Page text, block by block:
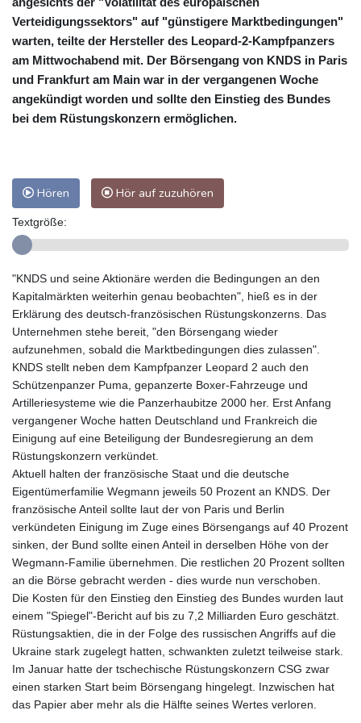
Verteidigungssektors" auf "günstigere Marktbedingungen"
warten, teilte der Hersteller des Leopard-2-Kampfpanzers
am Mittwochabend mit. Der Börsengang von KNDS in Paris
und Frankfurt am Main war in der vergangenen Woche
angekündigt worden und sollte den Einstieg des Bundes
bei dem Rüstungskonzern ermöglichen.
Hören Hör auf zuzuhören
Textgröße:
"KNDS und seine Aktionäre werden die Bedingungen an den
Kapitalmärkten weiterhin genau beobachten", hieß es in der
Erklärung des deutsch-französischen Rüstungskonzerns. Das
Unternehmen stehe bereit, "den Börsengang wieder
aufzunehmen, sobald die Marktbedingungen dies zulassen".
KNDS stellt neben dem Kampfpanzer Leopard 2 auch den
Schützenpanzer Puma, gepanzerte Boxer-Fahrzeuge und
Artilleriesysteme wie die Panzerhaubitze 2000 her. Erst Anfang
vergangener Woche hatten Deutschland und Frankreich die
Einigung auf eine Beteiligung der Bundesregierung an dem
Rüstungskonzern verkündet.
Aktuell halten der französische Staat und die deutsche
Eigentümerfamilie Wegmann jeweils 50 Prozent an KNDS. Der
französische Anteil sollte laut der von Paris und Berlin
verkündeten Einigung im Zuge eines Börsengangs auf 40 Prozent
sinken, der Bund sollte einen Anteil in derselben Höhe von der
Wegmann-Familie übernehmen. Die restlichen 20 Prozent sollten
an die Börse gebracht werden - dies wurde nun verschoben.
Die Kosten für den Einstieg den Einstieg des Bundes wurden laut
einem "Spiegel"-Bericht auf bis zu 7,2 Milliarden Euro geschätzt.
Rüstungsaktien, die in der Folge des russischen Angriffs auf die
Ukraine stark zugelegt hatten, schwankten zuletzt teilweise stark.
Im Januar hatte der tschechische Rüstungskonzern CSG zwar
einen starken Start beim Börsengang hingelegt. Inzwischen hat
das Papier aber mehr als die Hälfte seines Wertes verloren.